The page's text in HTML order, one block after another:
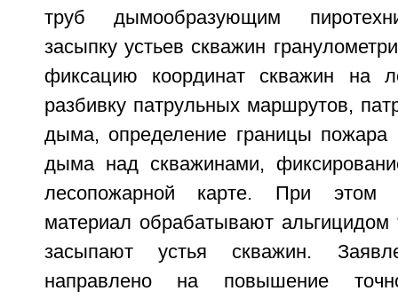
труб дымообразующим
засыпку устьев скважин
фиксацию координат скважин на
разбивку патрульных маршрутов,
дыма, определение границы пожара
дыма над скважинами,
лесопожарной карте. При этом
материал обрабатывают
засыпают устья скважин.
направлено на повышение